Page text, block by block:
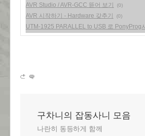
AVR Studio / AVR-GCC 뜯어 보기 (0)
AVR 시작하기 - Hardware 갖추기 (0)
UTM-1925 PARALLEL to USB 로 PonyProg
구차니의 잡동사니 모음
나란히 동등하게 함께